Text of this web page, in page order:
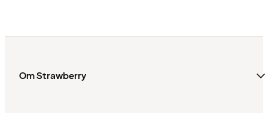
Om Strawberry